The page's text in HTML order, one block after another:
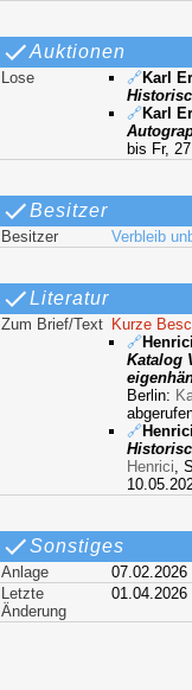
Auktionen
Lose 🔗Karl
🔗Karl
bis Fr,
Besitzer
Besitzer Verbleib
Literatur
Zum Brief/Text Kurze
🔗
Katalog
Berlin:
🔗
Henrici ,
Sonstiges
Anlage
07.02.2026
Letzte
Änderung
01.04.2026